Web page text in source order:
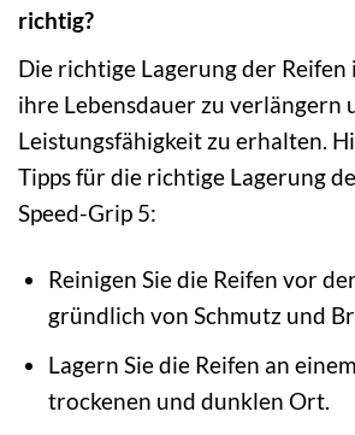
richtig?
Die richtige Lagerung der Reifen
ihre Lebensdauer zu verlängern
Leistungsfähigkeit zu erhalten.
Tipps für die richtige Lagerung
Speed-Grip 5:
Reinigen Sie die Reifen vor
gründlich von Schmutz und
Lagern Sie die Reifen an
trockenen und dunklen Ort.